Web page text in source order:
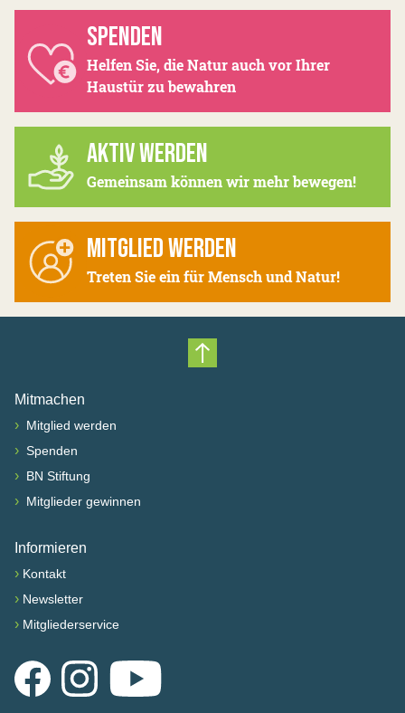
SPENDEN
Helfen Sie, die Natur auch vor Ihrer
Haustür zu bewahren
AKTIV WERDEN
Gemeinsam können wir mehr bewegen!
MITGLIED WERDEN
Treten Sie ein für Mensch und Natur!
Nach oben scrollen
Mitmachen
› Mitglied werden
› Spenden
› BN Stiftung
› Mitglieder gewinnen
Informieren
› Kontakt
› Newsletter
› Mitgliederservice
FacebookInstagramYouTube